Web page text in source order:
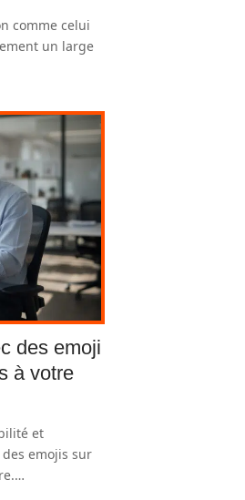
comme celui
un large
des emoji
à votre
et
emojis sur
…